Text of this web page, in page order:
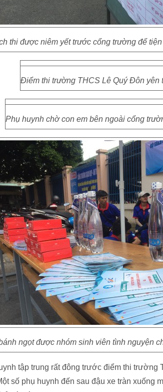
thi được niêm yết trước cổng trường để
Điểm thi trường THCS Lê Quý Đôn yên
Phụ huynh chờ con em bên ngoài cổng
ngọt được nhóm sinh viên tình nguyện
tập trung rất đông trước điểm thi
số phụ huynh đến sau đậu xe tràn xuống